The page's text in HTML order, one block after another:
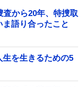
から20年、特捜取
語り合ったこと
を生きるための5